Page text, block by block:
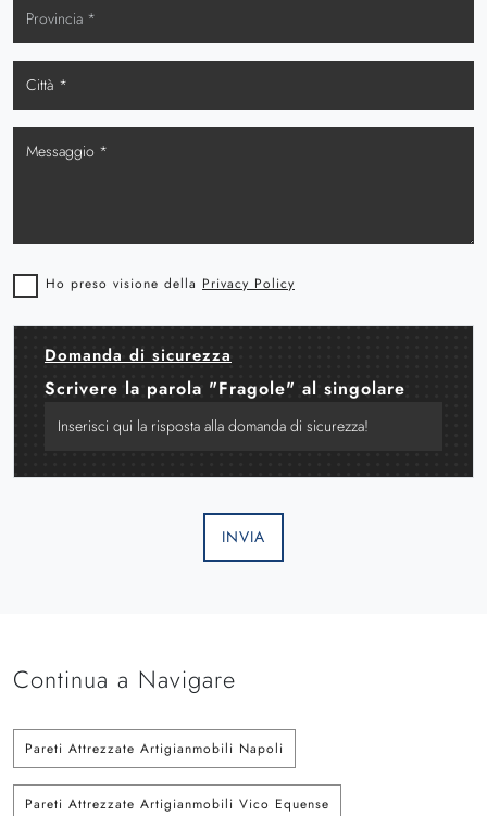
Ho preso visione della Privacy Policy
Domanda di sicurezza
Scrivere la parola "Fragole" al singolare
INVIA
Continua a Navigare
Pareti Attrezzate Artigianmobili Napoli
Pareti Attrezzate Artigianmobili Vico Equense